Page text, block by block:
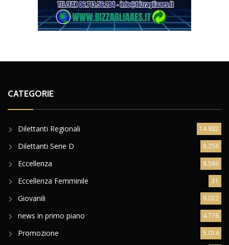
CATEGORIE
Dilettanti Regionali 14.882
Dilettanti Serie D 8.256
Eccellenza 8.589
Eccellenza Femminile 31
Giovanili 9.022
news in primo piano 4.776
Promozione 5.014